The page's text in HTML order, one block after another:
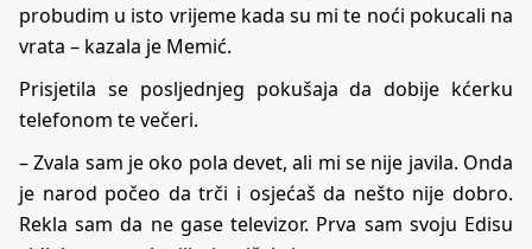
probudim u isto vrijeme kada su mi te noći pokucali na
vrata – kazala je Memić.
Prisjetila se posljednjeg pokušaja da dobije kćerku
telefonom te večeri.
– Zvala sam je oko pola devet, ali mi se nije javila. Onda
je narod počeo da trči i osjećaš da nešto nije dobro.
Rekla sam da ne gase televizor. Prva sam svoju Edisu